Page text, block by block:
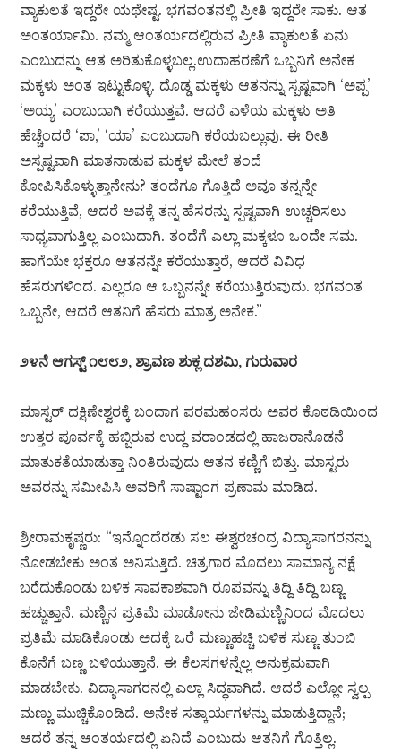
ವ್ಯಾಕುಲತೆ ಇದ್ದರೇ ಯಥೇಷ್ಟ. ಭಗವಂತನಲ್ಲಿ ಪ್ರೀತಿ ಇದ್ದರೇ ಸಾಕು. ಆತ
ಅಂತರ್ಯಾಮಿ. ನಮ್ಮ ಆಂತರ್ಯದಲ್ಲಿರುವ ಪ್ರೀತಿ ವ್ಯಾಕುಲತೆ ಏನು
ಎಂಬುದನ್ನು ಆತ ಅರಿತುಕೊಳ್ಳಬಲ್ಲ.ಉದಾಹರಣೆಗೆ ಒಬ್ಬನಿಗೆ ಅನೇಕ
ಮಕ್ಕಳು ಅಂತ ಇಟ್ಟುಕೊಳ್ಳಿ. ದೊಡ್ಡ ಮಕ್ಕಳು ಆತನನ್ನು ಸ್ಪಷ್ಟವಾಗಿ ‘ಅಪ್ಪ’
‘ಅಯ್ಯ’ ಎಂಬುದಾಗಿ ಕರೆಯುತ್ತವೆ. ಆದರೆ ಎಳೆಯ ಮಕ್ಕಳು ಅತಿ
ಹೆಚ್ಚೆಂದರೆ ‘ಪಾ,’ ‘ಯಾ’ ಎಂಬುದಾಗಿ ಕರೆಯಬಲ್ಲುವು. ಈ ರೀತಿ
ಅಸ್ಪಷ್ಟವಾಗಿ ಮಾತನಾಡುವ ಮಕ್ಕಳ ಮೇಲೆ ತಂದೆ
ಕೋಪಿಸಿಕೊಳ್ಳುತ್ತಾನೇನು? ತಂದೆಗೂ ಗೊತ್ತಿದೆ ಅವೂ ತನ್ನನ್ನೇ
ಕರೆಯುತ್ತಿವೆ, ಆದರೆ ಅವಕ್ಕೆ ತನ್ನ ಹೆಸರನ್ನು ಸ್ಪಷ್ಟವಾಗಿ ಉಚ್ಚರಿಸಲು
ಸಾಧ್ಯವಾಗುತ್ತಿಲ್ಲ ಎಂಬುದಾಗಿ. ತಂದೆಗೆ ಎಲ್ಲಾ ಮಕ್ಕಳೂ ಒಂದೇ ಸಮ.
ಹಾಗೆಯೇ ಭಕ್ತರೂ ಆತನನ್ನೇ ಕರೆಯುತ್ತಾರೆ, ಆದರೆ ವಿವಿಧ
ಹೆಸರುಗಳಿಂದ. ಎಲ್ಲರೂ ಆ ಒಬ್ಬನನ್ನೇ ಕರೆಯುತ್ತಿರುವುದು. ಭಗವಂತ
ಒಬ್ಬನೇ, ಆದರೆ ಆತನಿಗೆ ಹೆಸರು ಮಾತ್ರ ಅನೇಕ.”
೨೪ನೆ ಆಗಸ್ಟ್ ೧೮೮೨, ಶ್ರಾವಣ ಶುಕ್ಲ ದಶಮಿ, ಗುರುವಾರ
ಮಾಸ್ಟರ್ ದಕ್ಷಿಣೇಶ್ವರಕ್ಕೆ ಬಂದಾಗ ಪರಮಹಂಸರು ಅವರ ಕೊಠಡಿಯಿಂದ
ಉತ್ತರ ಪೂರ್ವಕ್ಕೆ ಹಬ್ಬಿರುವ ಉದ್ದ ವರಾಂಡದಲ್ಲಿ ಹಾಜರಾನೊಡನೆ
ಮಾತುಕತೆಯಾಡುತ್ತಾ ನಿಂತಿರುವುದು ಆತನ ಕಣ್ಣಿಗೆ ಬಿತ್ತು. ಮಾಸ್ಟರು
ಅವರನ್ನು ಸಮೀಪಿಸಿ ಅವರಿಗೆ ಸಾಷ್ಟಾಂಗ ಪ್ರಣಾಮ ಮಾಡಿದ.
ಶ್ರೀರಾಮಕೃಷ್ಣರು: “ಇನ್ನೊಂದೆರಡು ಸಲ ಈಶ್ವರಚಂದ್ರ ವಿದ್ಯಾಸಾಗರನನ್ನು
ನೋಡಬೇಕು ಅಂತ ಅನಿಸುತ್ತಿದೆ. ಚಿತ್ರಗಾರ ಮೊದಲು ಸಾಮಾನ್ಯ ನಕ್ಷೆ
ಬರೆದುಕೊಂಡು ಬಳಿಕ ಸಾವಕಾಶವಾಗಿ ರೂಪವನ್ನು ತಿದ್ದಿ ತಿದ್ದಿ ಬಣ್ಣ
ಹಚ್ಚುತ್ತಾನೆ. ಮಣ್ಣಿನ ಪ್ರತಿಮೆ ಮಾಡೋನು ಜೇಡಿಮಣ್ಣಿನಿಂದ ಮೊದಲು
ಪ್ರತಿಮೆ ಮಾಡಿಕೊಂಡು ಅದಕ್ಕೆ ಒರೆ ಮಣ್ಣುಹಚ್ಚಿ ಬಳಿಕ ಸುಣ್ಣ ತುಂಬಿ
ಕೊನೆಗೆ ಬಣ್ಣ ಬಳಿಯುತ್ತಾನೆ. ಈ ಕೆಲಸಗಳನ್ನೆಲ್ಲ ಅನುಕ್ರಮವಾಗಿ
ಮಾಡಬೇಕು. ವಿದ್ಯಾಸಾಗರನಲ್ಲಿ ಎಲ್ಲಾ ಸಿದ್ಧವಾಗಿದೆ. ಆದರೆ ಎಲ್ಲೋ ಸ್ವಲ್ಪ
ಮಣ್ಣು ಮುಚ್ಚಿಕೊಂಡಿದೆ. ಅನೇಕ ಸತ್ಕಾರ್ಯಗಳನ್ನು ಮಾಡುತ್ತಿದ್ದಾನೆ;
ಆದರೆ ತನ್ನ ಆಂತರ್ಯದಲ್ಲಿ ಏನಿದೆ ಎಂಬುದು ಆತನಿಗೆ ಗೊತ್ತಿಲ್ಲ.